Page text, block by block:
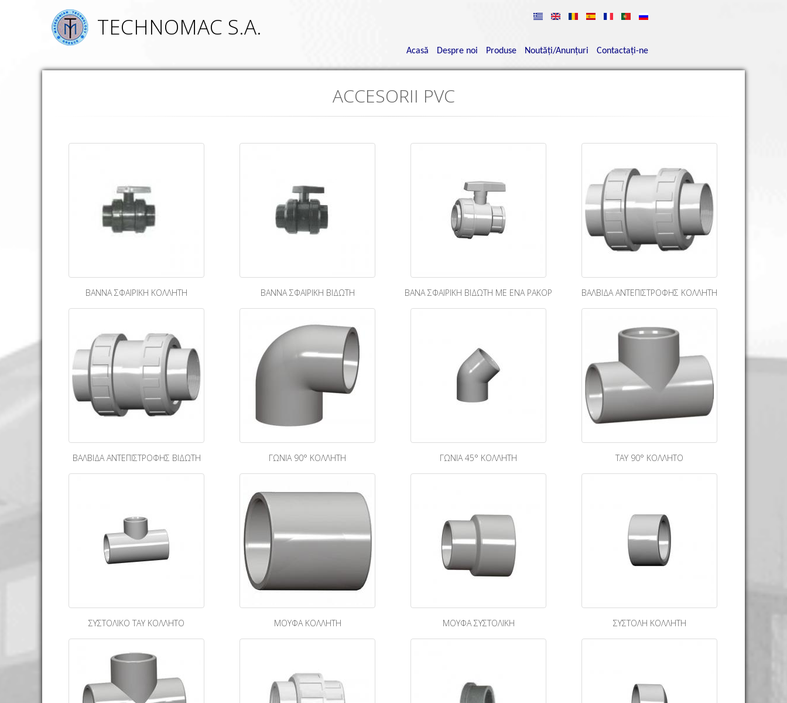
TECHNOMAC S.A.
Acasă Despre noi Produse Noutăţi/Anunţuri Contactaţi-ne
ACCESORII PVC
ΒΑΝΝΑ ΣΦΑΙΡΙΚΗ ΚΟΛΛΗΤΗ ΒΑΝΝΑ ΣΦΑΙΡΙΚΗ ΒΙΔΩΤΗ ΒΑΝΑ ΣΦΑΙΡΙΚΗ ΒΙΔΩΤΗ ΜΕ ΕΝΑ ΡΑΚΟΡ ΒΑΛΒΙΔΑ ΑΝΤΕΠΙΣΤΡΟΦΗΣ ΚΟΛΛΗΤΗ
ΒΑΛΒΙΔΑ ΑΝΤΕΠΙΣΤΡΟΦΗΣ ΒΙΔΩΤΗ ΓΩΝΙΑ 90° ΚΟΛΛΗΤΗ ΓΩΝΙΑ 45° ΚΟΛΛΗΤΗ ΤΑΥ 90° ΚΟΛΛΗΤΟ
ΣΥΣΤΟΛΙΚΟ ΤΑΥ ΚΟΛΛΗΤΟ ΜΟΥΦΑ ΚΟΛΛΗΤΗ ΜΟΥΦΑ ΣΥΣΤΟΛΙΚΗ ΣΥΣΤΟΛΗ ΚΟΛΛΗΤΗ